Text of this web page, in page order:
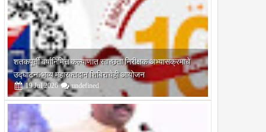
शतकपूर्ती वर्षानिमित्त कल्याणात स्वच्छता निरीक्षक अभ्यासक्रमाचे
उद्घाटन; भव्य महारक्तदान शिबिराचेही आयोजन
19 Jul 2026 undefined